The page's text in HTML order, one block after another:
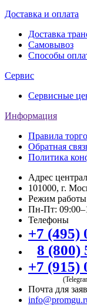
Доставка и оплата
Доставка
Самовывоз
Способы
Сервис
Сервисные
Информация
Правила
Обратная
Политика
Адрес
101000, г.
Режим работы
Пн-Пт:
Телефоны
+7 (495)
8 (800)
+7 (915)
Почта для